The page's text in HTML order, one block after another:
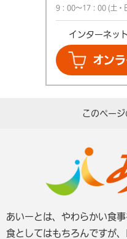
9：00～17：00 (土・
インターネッ
オン
このペー
あいーとは、やわらかい食
食としてはもちろんですが